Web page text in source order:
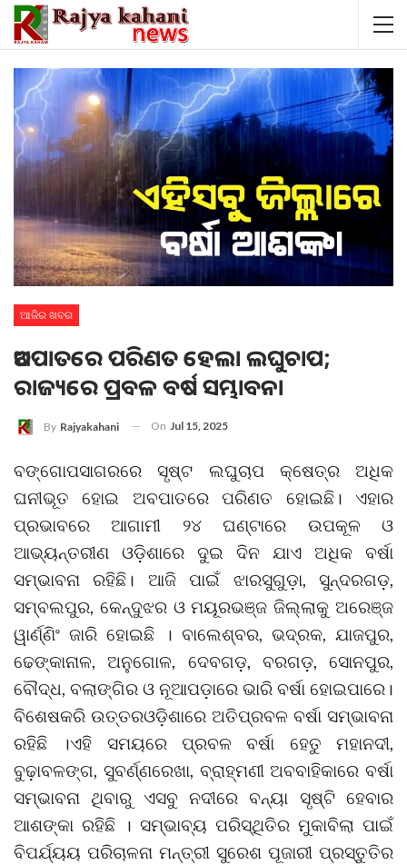
ଆଜିର ଖବର
ଅବପାତରେ ପରିଣତ ହେଲା ଲଘୁଚାପ;
ରାଜ୍ୟରେ ପ୍ରବଳ ବର୍ଷ ସମ୍ଭାବନା
By Rajyakahani On Jul 15, 2025
ବଙ୍ଗୋପସାଗରରେ ସୃଷ୍ଟ ଲଘୁଚାପ କ୍ଷେତ୍ର ଅଧିକ
ଘନୀଭୂତ ହୋଇ ଅବପାତରେ ପରିଣତ ହୋଇଛି। ଏହାର
ପ୍ରଭାବରେ ଆଗାମୀ ୨୪ ଘଣ୍ଟାରେ ଉପକୂଳ ଓ
ଆଭ୍ୟନ୍ତରୀଣ ଓଡ଼ିଶାରେ ଦୁଇ ଦିନ ଯାଏ ଅଧିକ ବର୍ଷା
ସମ୍ଭାବନା ରହିଛି। ଆଜି ପାଇଁ ଝାରସୁଗୁଡ଼ା, ସୁନ୍ଦରଗଡ଼,
ସମ୍ବଲପୁର, କେନ୍ଦୁଝର ଓ ମୟୂରଭଞ୍ଜ ଜିଲ୍ଲାକୁ ଅରେଞ୍ଜ
ୱାର୍ଣ୍ଣିଂ ଜାରି ହୋଇଛି । ବାଲେଶ୍ବର, ଭଦ୍ରକ, ଯାଜପୁର,
ଢେଙ୍କାନାଳ, ଅନୁଗୋଳ, ଦେବଗଡ଼, ବରଗଡ଼, ସୋନପୁର,
ବୌଦ୍ଧ, ବଲାଙ୍ଗିର ଓ ନୂଆପଡ଼ାରେ ଭାରି ବର୍ଷା ହୋଇପାରେ।
ବିଶେଷକରି ଉତ୍ତରଓଡ଼ିଶାରେ ଅତିପ୍ରବଳ ବର୍ଷା ସମ୍ଭାବନା
ରହିଛି ।ଏହି ସମୟରେ ପ୍ରବଳ ବର୍ଷା ହେତୁ ମହାନଦୀ,
ବୁଢ଼ାବଳଙ୍ଗ, ସୁବର୍ଣ୍ଣରେଖା, ବ୍ରାହ୍ମଣୀ ଅବବାହିକାରେ ବର୍ଷା
ସମ୍ଭାବନା ଥିବାରୁ ଏସବୁ ନଦୀରେ ବନ୍ୟା ସୃଷ୍ଟି ହେବାର
ଆଶଙ୍କା ରହିଛି । ସମ୍ଭାବ୍ୟ ପରିସ୍ଥିତିର ମୁକାବିଲା ପାଇଁ
ବିପର୍ଯ୍ୟୟ ପରିଚାଳନା ମନ୍ତ୍ରୀ ସୁରେଶ ପୂଜାରୀ ପ୍ରସ୍ତୁତିର